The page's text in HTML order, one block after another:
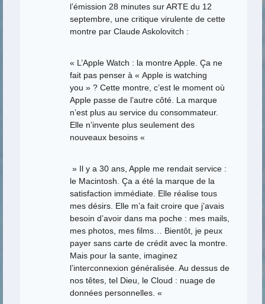
l’émission 28 minutes sur ARTE du 12
septembre, une critique virulente de cette
montre par Claude Askolovitch :
« L’Apple Watch : la montre Apple. Ça ne
fait pas penser à « Apple is watching
you » ? Cette montre, c’est le moment où
Apple passe de l’autre côté. La marque
n’est plus au service du consommateur.
Elle n’invente plus seulement des
nouveaux besoins «
» Il y a 30 ans, Apple me rendait service :
le Macintosh. Ça a été la marque de la
satisfaction immédiate. Elle réalise tous
mes désirs. Elle m’a fait croire que j’avais
besoin d’avoir dans ma poche : mes mails,
mes photos, mes films… Bientôt, je peux
payer sans carte de crédit avec la montre.
Mais pour la sante, imaginez
l’interconnexion généralisée. Au dessus de
nos têtes, tel Dieu, le Cloud : nuage de
données personnelles. «